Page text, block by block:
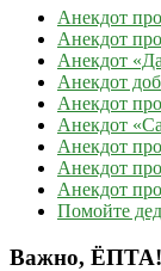
Анекдот
Анекдот
Анекдот
Анекдот
Анекдот
Анекдот
Анекдот
Анекдот
Анекдот
Помойте
Важно, ЁПТА!